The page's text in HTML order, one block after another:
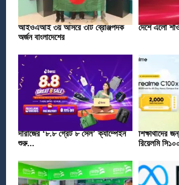
আইওএআই ৩য় আসরে ৩টি ব্রোঞ্জপদক
অর্জন বাংলাদেশের
দেশে এলো
দারাজের ‘৮.৮ গ্রেট ৮ সেল’ ক্যাম্পেইন
শুরু...
শিক্ষার্থীদের
রিয়েলমি